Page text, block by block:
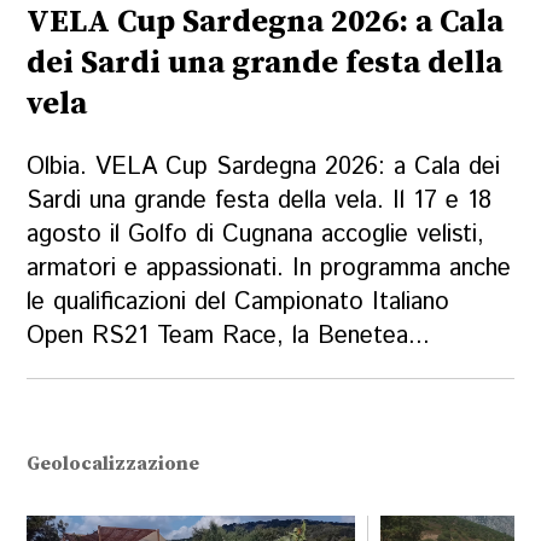
VELA Cup Sardegna 2026: a Cala
dei Sardi una grande festa della
vela
Olbia. VELA Cup Sardegna 2026: a Cala dei
Sardi una grande festa della vela. Il 17 e 18
agosto il Golfo di Cugnana accoglie velisti,
armatori e appassionati. In programma anche
le qualificazioni del Campionato Italiano
Open RS21 Team Race, la Benetea...
Geolocalizzazione